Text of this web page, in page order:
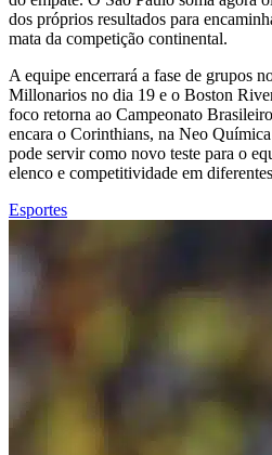
dos próprios resultados para
mata da competição continental.
A equipe encerrará a fase de grupos
Millonarios no dia 19 e o Boston
foco retorna ao Campeonato
encara o Corinthians, na Neo
pode servir como novo teste para o
elenco e competitividade em
Esportes